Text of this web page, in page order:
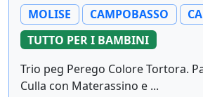
MOLISE CAMPOBASSO
TUTTO PER I BAMBINI
Trio peg Perego Colore Tortora.
Culla con Materassino e ...